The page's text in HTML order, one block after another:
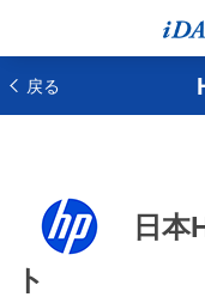
戻る
日本
ト